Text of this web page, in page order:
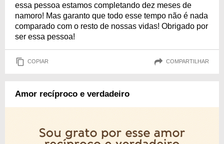
essa pessoa estamos completando dez meses de
namoro! Mas garanto que todo esse tempo não é nada
comparado com o resto de nossas vidas! Obrigado por
ser essa pessoa!
COPIAR COMPARTILHAR
Amor recíproco e verdadeiro